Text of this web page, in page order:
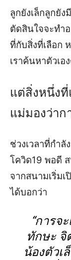
ลูกยังเล็กลูกยั
ตัดสินใจจะทำ
ที่กับสิ่งที่เลือก
เราค้นหาตัวเอ
แต่สิ่งหนึ่ง
แม่มองว่า
ช่วงเวลาที่กำลั
โควิด19 พอดี
จากสนามเริ่มเ
ได้บอกว่า
“การจ
ทักษะ จิ
น้องตัวเ